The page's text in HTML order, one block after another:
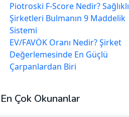
Piotroski F-Score Nedir? Sağlıklı
Şirketleri Bulmanın 9 Maddelik
Sistemi
EV/FAVÖK Oranı Nedir? Şirket
Değerlemesinde En Güçlü
Çarpanlardan Biri
En Çok Okunanlar